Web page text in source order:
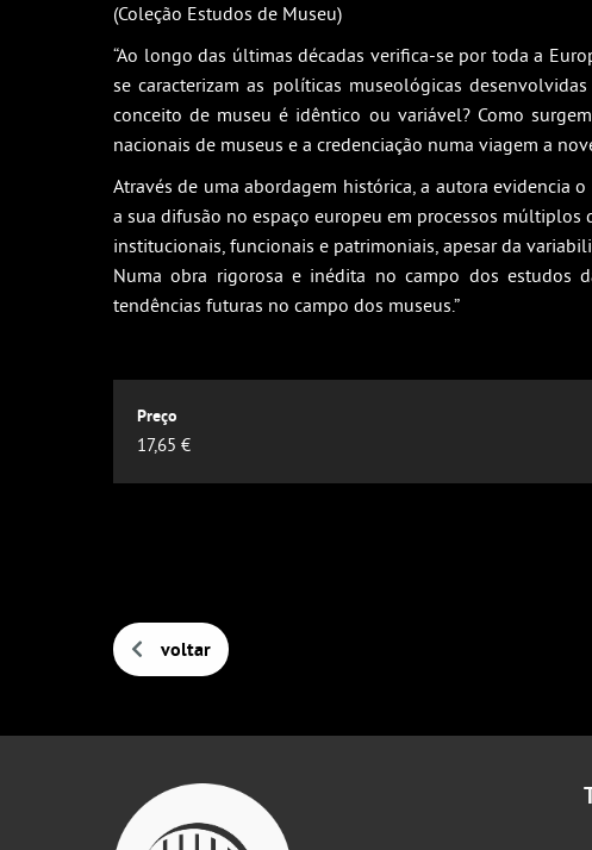
Outlook
Outlook Online
Yahoo! Calendar
(Coleção Estudos de Museu)
“Ao longo das últimas décadas verifica-se por toda a
se caracterizam as políticas museológicas
conceito de museu é idêntico ou variável? Como
nacionais de museus e a credenciação numa viagem a
Através de uma abordagem histórica, a autora evidencia
a sua difusão no espaço europeu em processos
institucionais, funcionais e patrimoniais, apesar da
Numa obra rigorosa e inédita no campo dos estudos
tendências futuras no campo dos museus.”
17,65 €
voltar